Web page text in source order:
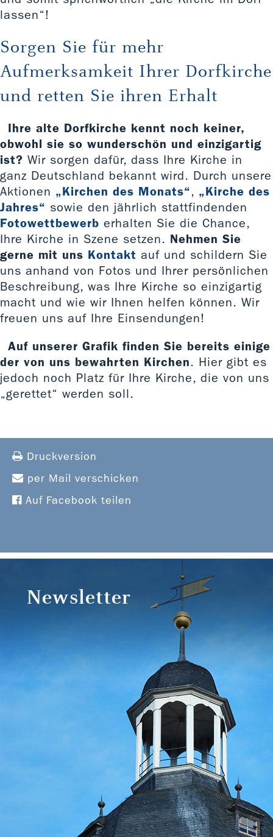
lassen“!
Sorgen Sie für mehr
Aufmerksamkeit Ihrer Dorfkirche
und retten Sie ihren Erhalt
Ihre alte Dorfkirche kennt noch keiner,
obwohl sie so wunderschön und einzigartig
ist? Wir sorgen dafür, dass Ihre Kirche in
ganz Deutschland bekannt wird. Durch unsere
Aktionen „Kirchen des Monats“, „Kirche des
Jahres“ sowie den jährlich stattfindenden
Fotowettbewerb erhalten Sie die Chance,
Ihre Kirche in Szene setzen. Nehmen Sie
gerne mit uns Kontakt auf und schildern Sie
uns anhand von Fotos und Ihrer persönlichen
Beschreibung, was Ihre Kirche so einzigartig
macht und wie wir Ihnen helfen können. Wir
freuen uns auf Ihre Einsendungen!
Auf unserer Grafik finden Sie bereits einige
der von uns bewahrten Kirchen. Hier gibt es
jedoch noch Platz für Ihre Kirche, die von uns
„gerettet“ werden soll.
Druckversion
per Mail verschicken
Auf Facebook teilen
Newsletter